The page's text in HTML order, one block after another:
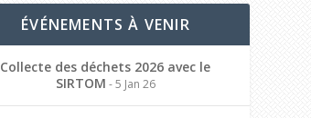
ÉVÉNEMENTS À VENIR
Collecte des déchets 2026 avec le
SIRTOM - 5 Jan 26